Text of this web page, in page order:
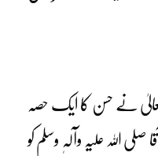
نے حسن کا ایک حصہ
صلی اللہ علیہ وآلہٖ وسلم کو